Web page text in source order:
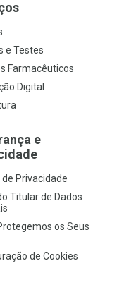
e Testes
Farmacêuticos
Digital
e
de Privacidade
Titular de Dados
os Seus
de Cookies